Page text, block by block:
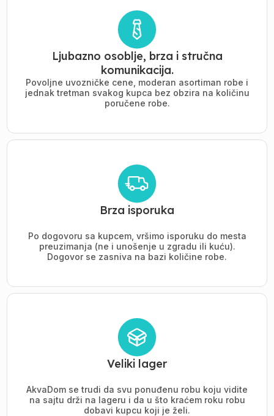
Ljubazno osoblje, brza i stručna
komunikacija.
Povoljne uvozničke cene, moderan asortiman robe i
jednak tretman svakog kupca bez obzira na količinu
poručene robe.
Brza isporuka
Po dogovoru sa kupcem, vršimo isporuku do mesta
preuzimanja (ne i unošenje u zgradu ili kuću).
Dogovor se zasniva na bazi količine robe.
Veliki lager
AkvaDom se trudi da svu ponuđenu robu koju vidite
na sajtu drži na lageru i da u što kraćem roku robu
dobavi kupcu koji je želi.